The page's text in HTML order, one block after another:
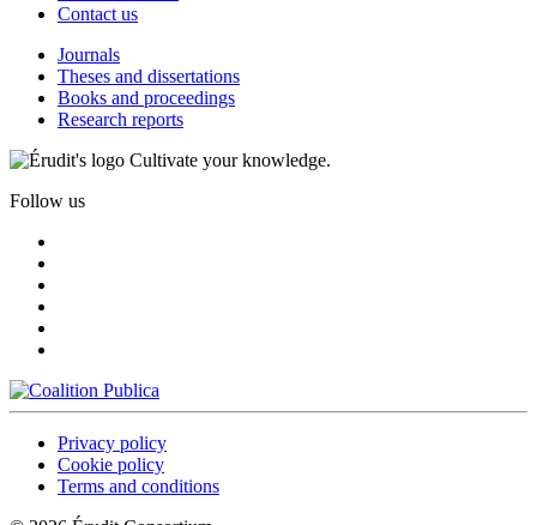
Contact us
Journals
Theses and dissertations
Books and proceedings
Research reports
Cultivate your knowledge.
Follow us
Privacy policy
Cookie policy
Terms and conditions